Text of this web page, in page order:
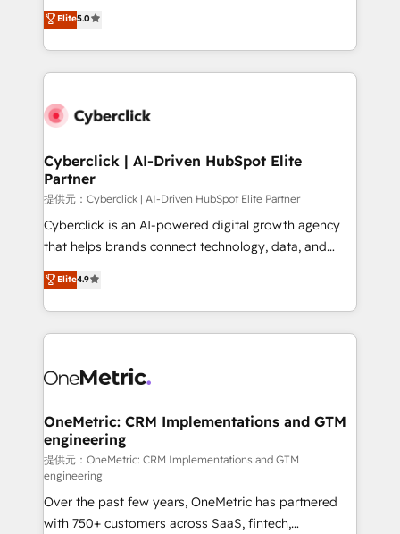
Partner and ISO 27001:2022 certified consultancy,
we blend strategy, creativity, and technology to help
implementations. With 12+ years of HubSpot
experience, we help you use the HubSpot platform
to its fullest capacity, improve your current HubSpot
website, or build your new one.
Elite5.0
Cyberclick | AI-Driven HubSpot Elite
Partner
提供元：Cyberclick | AI-Driven HubSpot Elite Partner
Cyberclick is an AI-powered digital growth agency
that helps brands connect technology, data, and
creativity to achieve measurable results. Founded in
Barcelona and operating across Spain, LATAM, and
the UK, we support global companies in building
smarter marketing, sales, and customer success
Iberia (Spain & Portugal), we combine human insight
growth. Our multidisciplinary team designs solutions
that simplify complexity, boost performance, and
turn innovation into real impact. 🌍 Highlights •
HubSpot Partner since 2012 • 2022 EMEA Impact
Award: Best Integration • 150+ successful HubSpot
projects • Clients in 30+ industries • Proprietary
Elite4.9
OneMetric: CRM Implementations and GTM
engineering
提供元：OneMetric: CRM Implementations and GTM
engineering
Over the past few years, OneMetric has partnered
with 750+ customers across SaaS, fintech,